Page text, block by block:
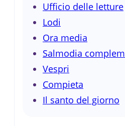
Ufficio delle letture
Lodi
Ora media
Salmodia
Vespri
Compieta
Il santo del giorno